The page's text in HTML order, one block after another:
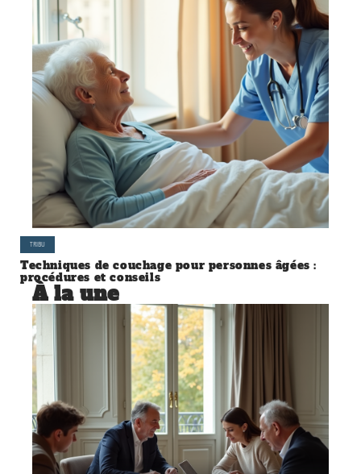
TRIBU
Techniques de couchage pour personnes âgées :
procédures et conseils
À la une